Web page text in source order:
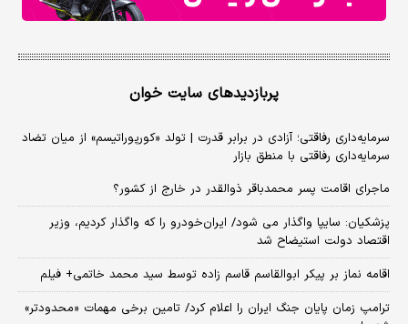
پربازدیدهای سایت خوان
سرمایه‌داری رفاقتی؛ آزادی در برابر قدرت | تولد «کورپوراتیسم» از میان تضاد
سرمایه‌داری رفاقتی با منطق بازار
ماجرای اقامت پسر محمدباقر ذوالقدر در خارج از کشور؟
پزشکیان: سایپا واگذار می شود/ ایران‌خودرو را که واگذار کردیم، وزیر
اقتصاد دولت استیضاح شد
اقامه نماز بر پیکر ابوالقاسم قاسم زاده توسط سید محمد خاتمی+ فیلم
ترامپ زمان پایان جنگ ایران را اعلام کرد/ تامین برخی مهمات «محدودتر»